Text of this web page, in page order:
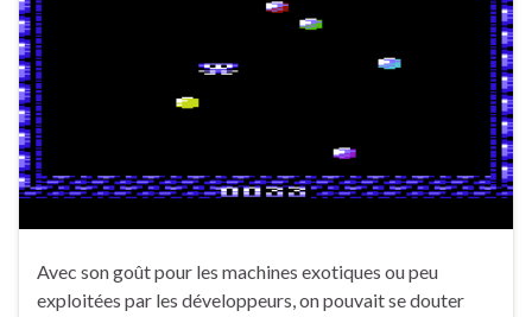
Avec son goût pour les machines exotiques ou peu
exploitées par les développeurs, on pouvait se douter